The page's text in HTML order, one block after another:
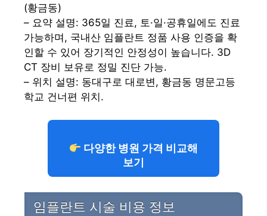
(황금동)
– 요약 설명: 365일 진료, 토·일·공휴일에도 진료
가능하며, 국내산 임플란트 정품 사용 인증을 확
인할 수 있어 장기적인 안정성이 높습니다. 3D
CT 장비 보유로 정밀 진단 가능.
– 위치 설명: 동대구로 대로변, 황금동 명문고등
학교 건너편 위치.
다양한 병원 가격 비교해
보기
임플란트 시술 비용 정보